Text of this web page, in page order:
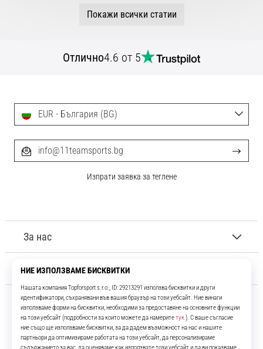
Покажи всички статии
Отлично4.6 от 5
11teamsports.bg
Повече от 16 години ние сме ваши съотборници, представяйки ви
За нас
Обслужване на клиенти
EUR - България (BG)
info@11teamsports.bg
Изпрати заявка за теглене